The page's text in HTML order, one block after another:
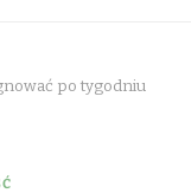
po tygodniu